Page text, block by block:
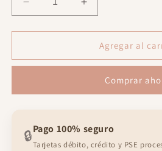
Reducir
cantidad
para
Muda
Aumentar
cantidad
para
Primera
Muda
Tierno
Agregar al
Comprar
🔒Pago 100% seguro
Tarjetas débito, crédito y PSE